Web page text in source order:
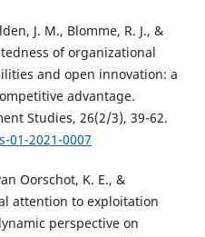
J. M., Blomme, R. J., &
of organizational
and open innovation: a
advantage.
Studies, 26(2/3), 39-62.
2021-0007
Oorschot, K. E., &
attention to exploitation
perspective on